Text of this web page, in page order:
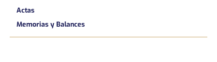
Actas
Memorias y Balances